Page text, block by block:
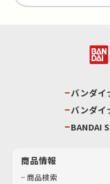
バンダイ
バンダイ
BANDAI
商品情報
商品検索